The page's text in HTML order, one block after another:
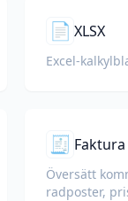
📄 XLSX
Excel-
🧾 Faktura
Översätt
radposter,